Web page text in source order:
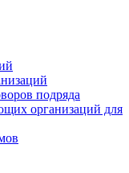
подряда
организаций для